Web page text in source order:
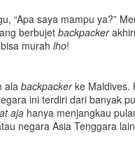
“Apa saya mampu ya?”
berbujet backpacker
murah lho!
ala backpackerke Maldives.
ini terdiri dari banyak
aja hanya menjangkau
negara Asia Tenggara